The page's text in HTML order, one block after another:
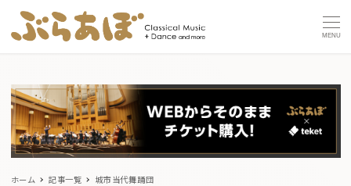
MENU
ホーム 記事一覧 城市当代舞踊団